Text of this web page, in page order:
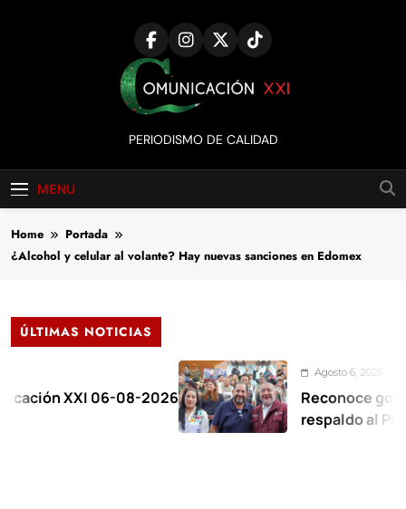
Comunicación
XXI
PERIODISMO DE CALIDAD
MENU
Home
Portada
¿Alcohol y celular al volante? Hay nuevas sanciones en Edomex
ÚLTIMAS NOTICIAS
XXI 06-08-2026
Agosto 6, 2026
Reconoce
respaldo al Plan de la